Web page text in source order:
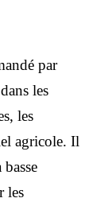
par
les
les
agricole. Il
les